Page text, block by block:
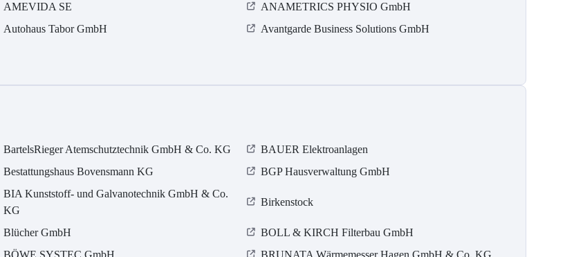
AMEVIDA SE
ANAMETRICS PHYSIO GmbH
Autohaus Tabor GmbH
Avantgarde Business Solutions GmbH
BartelsRieger Atemschutztechnik GmbH & Co. KG
BAUER Elektroanlagen
Bestattungshaus Bovensmann KG
BGP Hausverwaltung GmbH
BIA Kunststoff- und Galvanotechnik GmbH & Co.
KG
Birkenstock
Blücher GmbH
BOLL & KIRCH Filterbau GmbH